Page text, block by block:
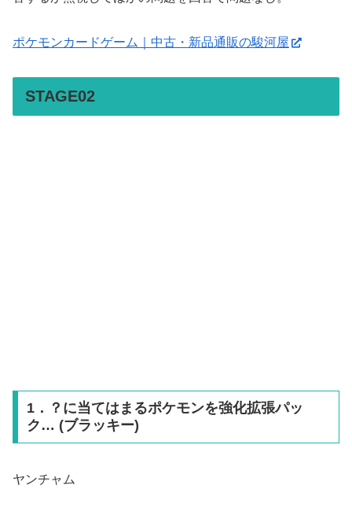
ポケモンカードゲーム｜中古・新品通販の駿河屋
STAGE02
1．？に当てはまるポケモンを強化拡張パッ
ク… (ブラッキー)
ヤンチャム